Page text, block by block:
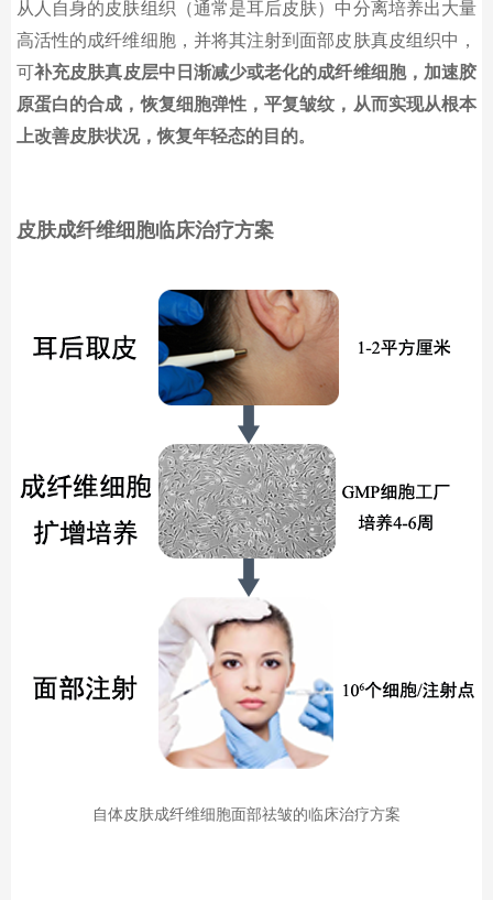
从人自身的皮肤组织（通常是耳后皮肤）中分离培养出大量
高活性的成纤维细胞，并将其注射到面部皮肤真皮组织中，
可补充皮肤真皮层中 日渐减少或老化的成纤维细胞， 加速胶
原蛋白的合成，恢复细胞弹性，平复皱纹，从而实现从根本
上改善皮肤状况，恢复年轻态的目的。
皮肤成纤维细胞临床治疗方案
自体皮肤成纤维细胞面部祛皱的临床治疗方案